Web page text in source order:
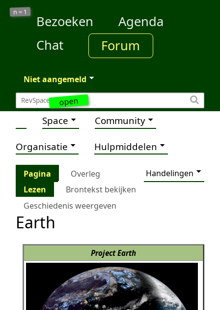
open
n = 1
Bezoeken
Agenda
Chat
Forum
Niet aangemeld
Space Community
Organisatie Hulpmiddelen
Pagina Overleg
Handelingen
Lezen
Brontekst bekijken
Geschiedenis weergeven
Earth
Project Earth